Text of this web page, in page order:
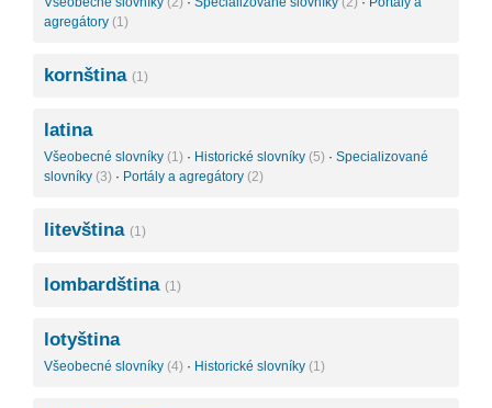
agregátory (1)
kornština (1)
latina
Všeobecné slovníky (1) · Historické slovníky (5) · Specializované
slovníky (3) · Portály a agregátory (2)
litevština (1)
lombardština (1)
lotyština
Všeobecné slovníky (4) · Historické slovníky (1)